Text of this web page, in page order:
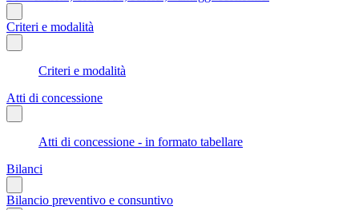
Criteri e modalità
Criteri e modalità
Atti di concessione
Atti di concessione - in formato tabellare
Bilanci
Bilancio preventivo e consuntivo